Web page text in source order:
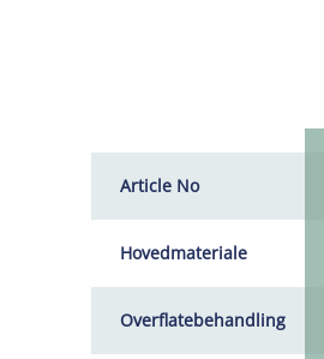
Article No
Hovedmateriale
Overflatebehandling